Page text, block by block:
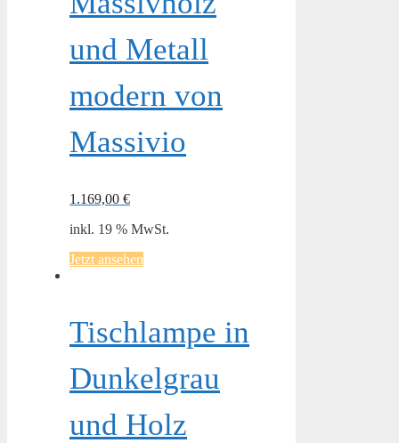
und Metall
modern von
Massivio
1.169,00 €
inkl. 19 % MwSt.
Jetzt ansehen
Tischlampe in
Dunkelgrau
und Holz